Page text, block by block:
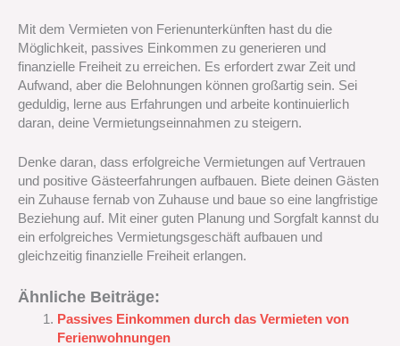
Mit dem Vermieten von Ferienunterkünften hast du die
Möglichkeit, passives Einkommen zu generieren und
finanzielle Freiheit zu erreichen. Es erfordert zwar Zeit und
Aufwand, aber die Belohnungen können großartig sein. Sei
geduldig, lerne aus Erfahrungen und arbeite kontinuierlich
daran, deine Vermietungseinnahmen zu steigern.
Denke daran, dass erfolgreiche Vermietungen auf Vertrauen
und positive Gästeerfahrungen aufbauen. Biete deinen Gästen
ein Zuhause fernab von Zuhause und baue so eine langfristige
Beziehung auf. Mit einer guten Planung und Sorgfalt kannst du
ein erfolgreiches Vermietungsgeschäft aufbauen und
gleichzeitig finanzielle Freiheit erlangen.
Ähnliche Beiträge:
Passives Einkommen durch das Vermieten von
Ferienwohnungen